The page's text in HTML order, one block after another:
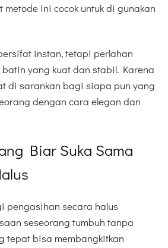
metode ini cocok untuk di gunakan
instan, tetapi perlahan
batin yang kuat dan stabil. Karena
di sarankan bagi siapa pun yang
dengan cara elegan dan
Biar Suka Sama
pengasihan secara halus
seseorang tumbuh tanpa
tepat bisa membangkitkan